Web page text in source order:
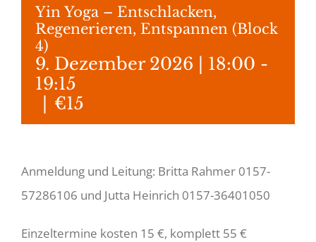
Yin Yoga – Entschlacken,
Regenerieren, Entspannen (Block
4)
9. Dezember 2026 | 18:00 -
19:15
€15
Anmeldung und Leitung: Britta Rahmer 0157-
57286106 und Jutta Heinrich 0157-36401050
Einzeltermine kosten 15 €, komplett 55 €